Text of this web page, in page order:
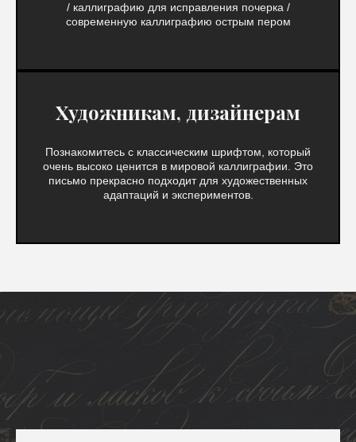
/ каллиграфию для исправления почерка /
современную каллиграфию острым пером
Художникам, дизайнерам
Познакомитесь с классическим шрифтом, который
очень высоко ценится в мировой каллиграфии. Это
письмо прекрасно подходит для художественных
адаптаций и экспериментов.